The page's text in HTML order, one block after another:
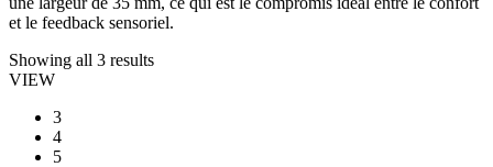
et le feedback sensoriel.
Showing all 3 results
VIEW
3
4
5